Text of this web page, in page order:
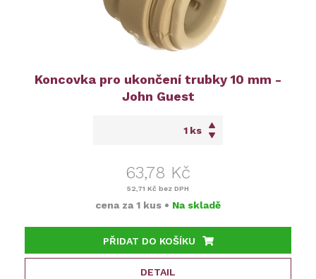
Koncovka pro ukončení trubky 10 mm -
John Guest
ks
63,78 Kč
52,71 Kč bez DPH
cena za 1 kus • Na skladě
PŘIDAT DO KOŠÍKU
DETAIL